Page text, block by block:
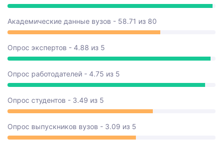
Академические данные вузов - 58.71 из 80
Опрос экспертов - 4.88 из 5
Опрос работодателей - 4.75 из 5
Опрос студентов - 3.49 из 5
Опрос выпускников вузов - 3.09 из 5